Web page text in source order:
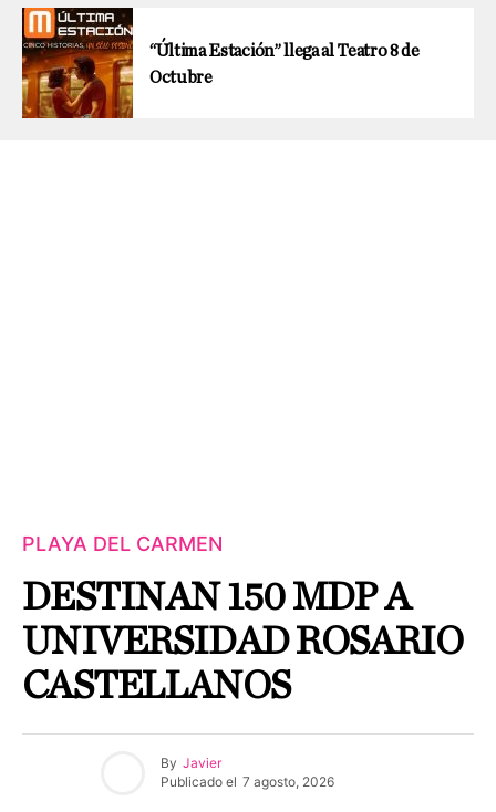
“Última Estación” llega al Teatro 8 de
Octubre
PLAYA DEL CARMEN
DESTINAN 150 MDP A
UNIVERSIDAD ROSARIO
CASTELLANOS
By Javier
Publicado el 7 agosto, 2026